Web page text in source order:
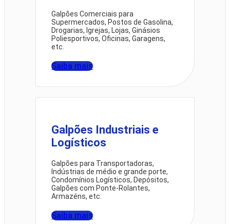
Galpões Comerciais para
Supermercados, Postos de Gasolina,
Drogarias, Igrejas, Lojas, Ginásios
Poliesportivos, Oficinas, Garagens,
etc.
Saiba mais
Galpões Industriais e
Logísticos
Galpões para Transportadoras,
Indústrias de médio e grande porte,
Condomínios Logísticos, Depósitos,
Galpões com Ponte-Rolantes,
Armazéns, etc.
Saiba mais